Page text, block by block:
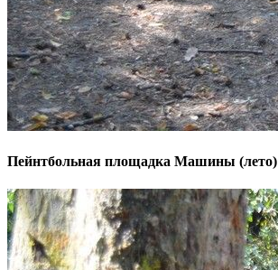
Пейнтбольная площадка Машины (лето)